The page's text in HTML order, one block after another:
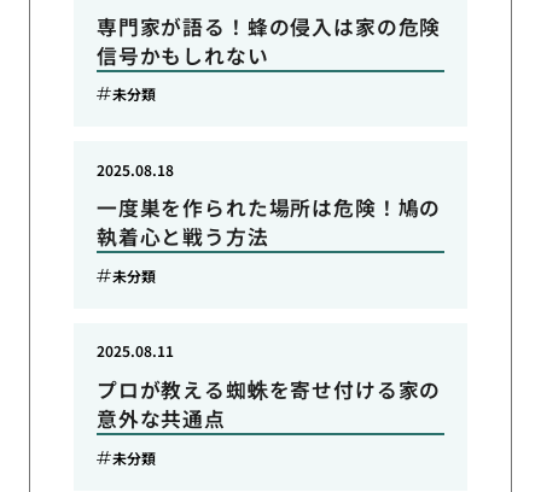
専門家が語る！蜂の侵入は家の危険
信号かもしれない
未分類
一度巣を作られた場所は危険！鳩の
執着心と戦う方法
2025.08.18
未分類
プロが教える蜘蛛を寄せ付ける家の
意外な共通点
2025.08.11
未分類